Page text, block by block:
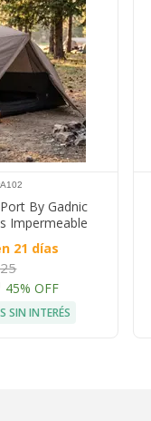
By Gadnic
Impermeable
21 días
45% OFF
SIN INTERÉS